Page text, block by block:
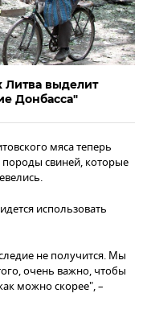
Литва выделит
Донбасса"
мяса теперь
породы свиней, которые
использовать
не получится. Мы
очень важно, чтобы
можно скорее", –